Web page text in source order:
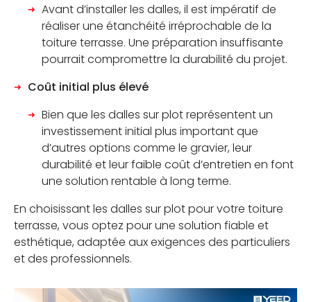
Avant d’installer les dalles, il est impératif de
réaliser une étanchéité irréprochable de la
toiture terrasse. Une préparation insuffisante
pourrait compromettre la durabilité du projet.
Coût initial plus élevé
Bien que les dalles sur plot représentent un
investissement initial plus important que
d’autres options comme le gravier, leur
durabilité et leur faible coût d’entretien en font
une solution rentable à long terme.
En choisissant les dalles sur plot pour votre toiture
terrasse, vous optez pour une solution fiable et
esthétique, adaptée aux exigences des particuliers
et des professionnels.